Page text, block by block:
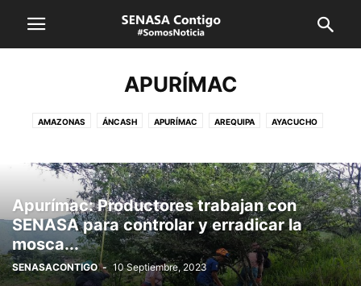
APURÍMAC
AMAZONAS ÁNCASH APURÍMAC AREQUIPA AYACUCHO
LA LIBERTAD LAMBAYEQUE LIMA CALLAO LORETO
MADRE DE DIOS MOQUEGUA PASCO PIURA PUNO
SAN MARTÍN SENASA TACNA TUMBES UCAYALI VRAEM
Apurímac: Productores trabajan con
SENASA para controlar y erradicar la
mosca...
SENASACONTIGO - 10 Septiembre, 2023